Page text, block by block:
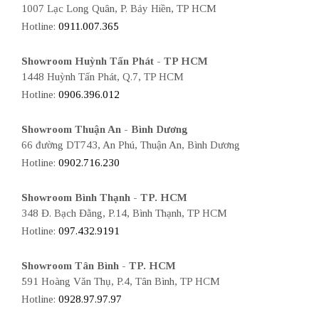
1007 Lạc Long Quân, P. Bảy Hiền, TP HCM
Hotline: 0911.007.365
Showroom Huỳnh Tấn Phát - TP HCM
1448 Huỳnh Tấn Phát, Q.7, TP HCM
Hotline: 0906.396.012
Showroom Thuận An - Bình Dương
66 đường DT743, An Phú, Thuận An, Bình Dương
Hotline: 0902.716.230
Showroom Bình Thạnh - TP. HCM
348 Đ. Bạch Đằng, P.14, Bình Thạnh, TP HCM
Hotline: 097.432.9191
Showroom Tân Bình - TP. HCM
591 Hoàng Văn Thụ, P.4, Tân Bình, TP HCM
Hotline: 0928.97.97.97